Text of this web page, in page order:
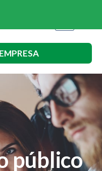
público